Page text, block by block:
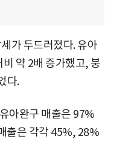
가 두드러졌다. 유아
약 2배 증가했고, 붕
다.
아완구 매출은 97%
출은 각각 45%, 28%